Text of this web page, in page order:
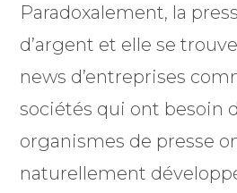
Paradoxalement, la
d’argent et elle se
news d’entreprises
sociétés qui ont besoin
organismes de presse
naturellement